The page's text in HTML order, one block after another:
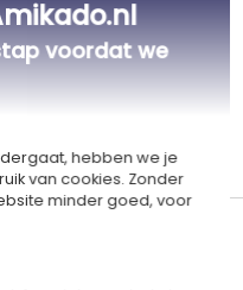
Frankrijk
voordat we
hebben we je
van cookies. Zonder
minder goed, voor